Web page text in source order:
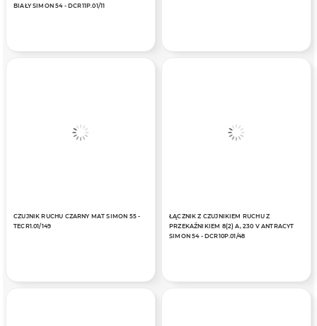
BIAŁY SIMON 54 - DCR11P.01/11
CZUJNIK RUCHU CZARNY MAT SIMON 55 -
TECR1.01/149
ŁĄCZNIK Z CZUJNIKIEM RUCHU Z
PRZEKAŹNIKIEM 8(2) A, 230 V ANTRACYT
SIMON 54 - DCR10P.01/48